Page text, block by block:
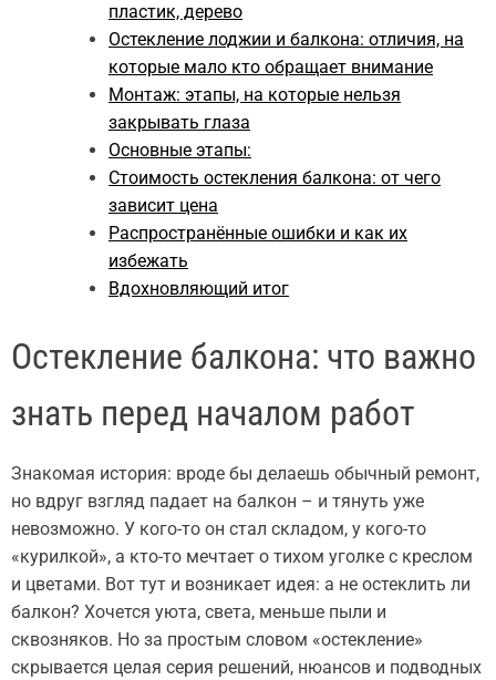
пластик, дерево
Остекление лоджии и балкона: отличия, на
которые мало кто обращает внимание
Монтаж: этапы, на которые нельзя
закрывать глаза
Основные этапы:
Стоимость остекления балкона: от чего
зависит цена
Распространённые ошибки и как их
избежать
Вдохновляющий итог
Остекление балкона: что важно
знать перед началом работ
Знакомая история: вроде бы делаешь обычный ремонт,
но вдруг взгляд падает на балкон – и тянуть уже
невозможно. У кого-то он стал складом, у кого-то
«курилкой», а кто-то мечтает о тихом уголке с креслом
и цветами. Вот тут и возникает идея: а не остеклить ли
балкон? Хочется уюта, света, меньше пыли и
сквозняков. Но за простым словом «остекление»
скрывается целая серия решений, нюансов и подводных